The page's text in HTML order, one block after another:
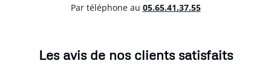
Par téléphone au 05.65.41.37.55
Les avis de nos clients satisfaits